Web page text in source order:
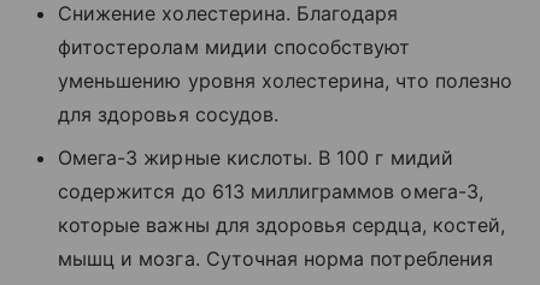
Снижение холестерина. Благодаря
фитостеролам мидии способствуют
уменьшению уровня холестерина, что полезно
для здоровья сосудов.
Омега-3 жирные кислоты. В 100 г мидий
содержится до 613 миллиграммов омега-3,
которые важны для здоровья сердца, костей,
мышц и мозга. Суточная норма потребления